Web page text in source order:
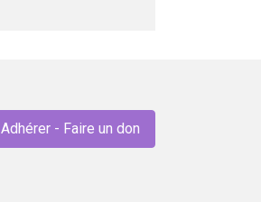
Adhérer - Faire un don